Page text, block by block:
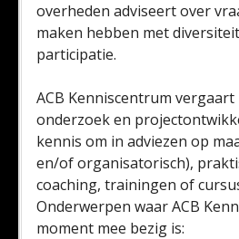
overheden adviseert over
maken hebben met
participatie.
ACB Kenniscentrum
onderzoek en
kennis om in adviezen op
en/of organisatorisch),
coaching, trainingen of
Onderwerpen waar ACB
moment mee bezig is: